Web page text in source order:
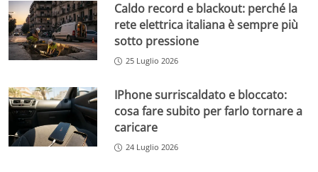
Caldo record e blackout: perché la
rete elettrica italiana è sempre più
sotto pressione
25 Luglio 2026
IPhone surriscaldato e bloccato:
cosa fare subito per farlo tornare a
caricare
24 Luglio 2026